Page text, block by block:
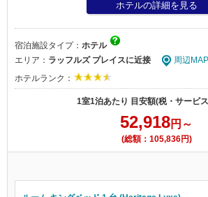
ホテルの詳細を見る
宿泊施設タイプ： ホテル
エリア： ラッフルズ プレイスに近接
周辺MAP
ホテルランク：
1室1泊あたり 目安額(税・サービ
52,918円～
(総額：105,836円)